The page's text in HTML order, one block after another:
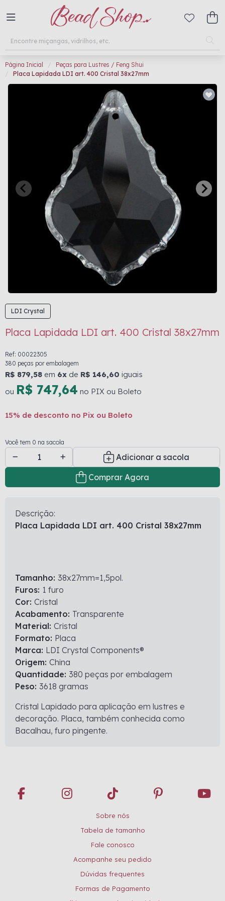
Página Inicial
Peças para Lustres / Feng Shui
Placa Lapidada LDI art. 400 Cristal 38x27mm
LDI Crystal
Placa Lapidada LDI art. 400 Cristal 38x27mm
Ref: 00022305
380 peças por embalagem
R$ 879,58 em 6x de R$ 146,60 iguais
ou R$ 747,64 no PIX ou Boleto
15% de desconto no Pix ou Boleto
Você tem 0 na sacola
Adicionar a sacola
Comprar Agora
Descrição:
Placa Lapidada LDI art. 400 Cristal 38x27mm
Tamanho: 38x27mm=1,5pol.
Furos: 1 furo
Cor: Cristal
Acabamento: Transparente
Material: Cristal
Formato: Placa
Marca: LDI Crystal Components®
Origem: China
Quantidade: 380 peças por embalagem
Peso: 3618 gramas
Cristal Lapidado para aplicação em lustres e
decoração. Placa, também conhecida como
Bacalhau, furo pingente.
Sobre nós
Tabela de tamanho
Fale conosco
Acompanhe seu pedido
Dúvidas frequentes
Formas de Pagamento